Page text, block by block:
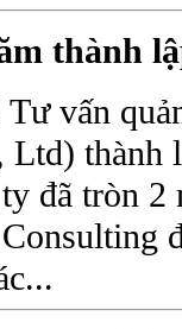
thành
vấn
thành
đã tròn 2